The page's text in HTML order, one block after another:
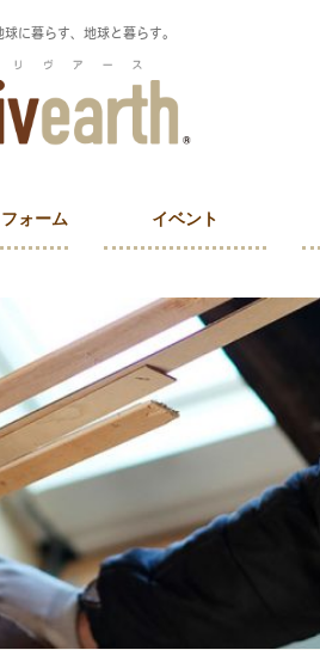
球に暮らす、地球と暮らす。
ォーム イベント